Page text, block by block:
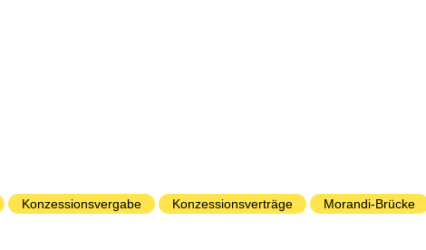
Konzessionsvergabe Konzessionsverträge Morandi-Brücke